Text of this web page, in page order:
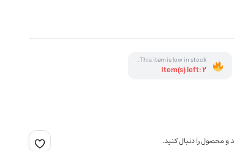
This item is low in stock.
Item(s) left: 2
و محصول را دنبال کنید.